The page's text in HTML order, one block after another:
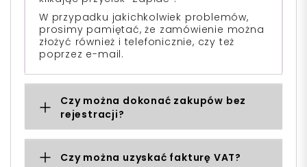
W przypadku jakichkolwiek problemów,
prosimy pamiętać, że zamówienie można
złożyć również i telefonicznie, czy też
poprzez e-mail.
Czy można dokonać zakupów bez
rejestracji?
Czy można uzyskać fakturę VAT?